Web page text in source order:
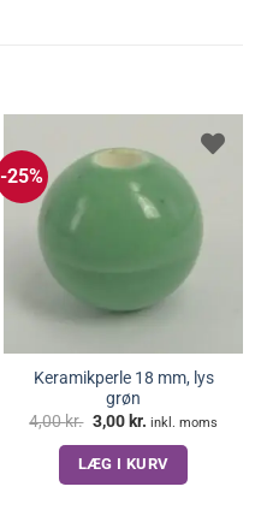
-25%
Keramikperle 18 mm, lys
grøn
4,00kr. Den
oprindelige
pris
var:
4,00 kr..
3,00kr. Den
pris
er:
3,00 kr..
inkl. moms
LÆG I KURV